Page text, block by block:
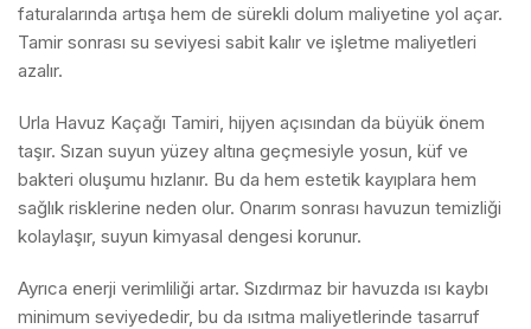
faturalarında artışa hem de sürekli dolum maliyetine yol açar.
Tamir sonrası su seviyesi sabit kalır ve işletme maliyetleri
azalır.
Urla Havuz Kaçağı Tamiri, hijyen açısından da büyük önem
taşır. Sızan suyun yüzey altına geçmesiyle yosun, küf ve
bakteri oluşumu hızlanır. Bu da hem estetik kayıplara hem
sağlık risklerine neden olur. Onarım sonrası havuzun temizliği
kolaylaşır, suyun kimyasal dengesi korunur.
Ayrıca enerji verimliliği artar. Sızdırmaz bir havuzda ısı kaybı
minimum seviyededir, bu da ısıtma maliyetlerinde tasarruf